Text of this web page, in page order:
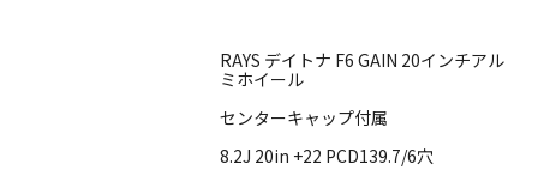
RAYS デイトナ F6 GAIN 20インチアル
ミホイール
センターキャップ付属
8.2J 20in +22 PCD139.7/6穴